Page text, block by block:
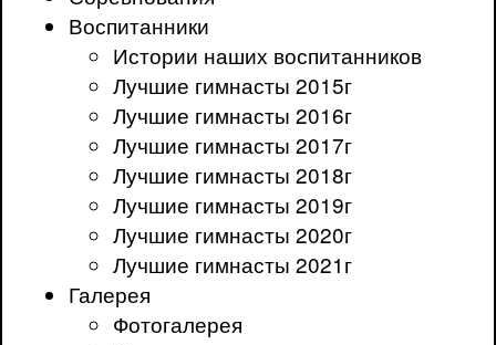
Воспитанники
Истории наших воспитанников
Лучшие гимнасты 2015г
Лучшие гимнасты 2016г
Лучшие гимнасты 2017г
Лучшие гимнасты 2018г
Лучшие гимнасты 2019г
Лучшие гимнасты 2020г
Лучшие гимнасты 2021г
Галерея
Фотогалерея